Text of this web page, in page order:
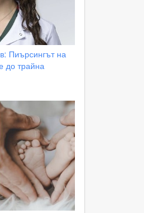
Пиърсингът на
до трайна